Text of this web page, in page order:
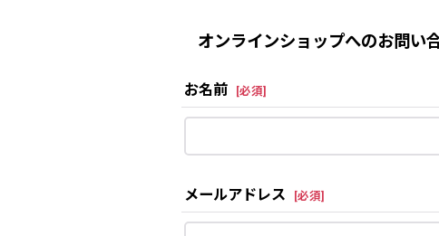
オンラインショップへのお問い
お名前 [必須]
メールアドレス [必須]